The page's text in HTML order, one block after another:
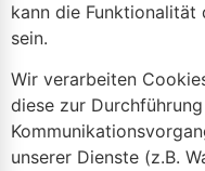
kann die Funktionalität
sein.
Wir verarbeiten
diese zur
unserer Dienste (z.B.